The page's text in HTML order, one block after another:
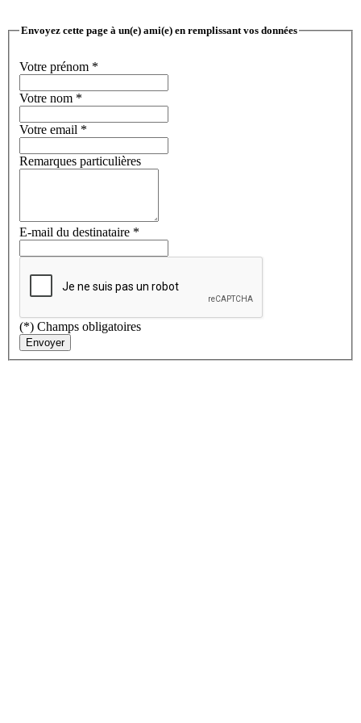
Envoyez cette page à un(e) ami(e) en remplissant vos données
Votre prénom *
Votre nom *
Votre email *
Remarques particulières
E-mail du destinataire *
(*) Champs obligatoires
Envoyer